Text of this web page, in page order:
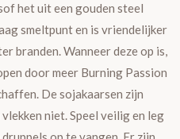
het uit een gouden steel
smeltpunt en is vriendelijker
branden. Wanneer deze op is,
door meer Burning Passion
De sojakaarsen zijn
niet. Speel veilig en leg